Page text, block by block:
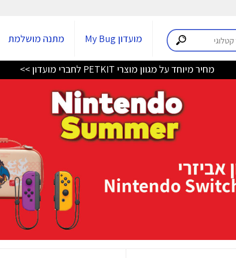
מועדון My Bug מתנה מושלמת
מחיר מיוחד על מגוון מוצרי PETKIT לחברי מועדון >>